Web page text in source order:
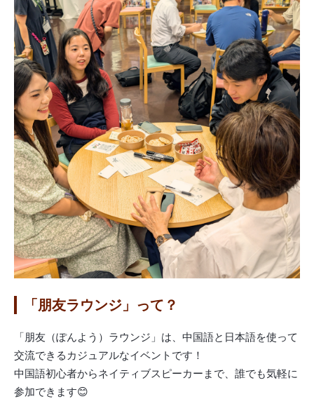
「朋友ラウンジ」って？
「朋友（ぽんよう）ラウンジ」は、中国語と日本語を使って
交流できるカジュアルなイベントです！
中国語初心者からネイティブスピーカーまで、誰でも気軽に
参加できます😊